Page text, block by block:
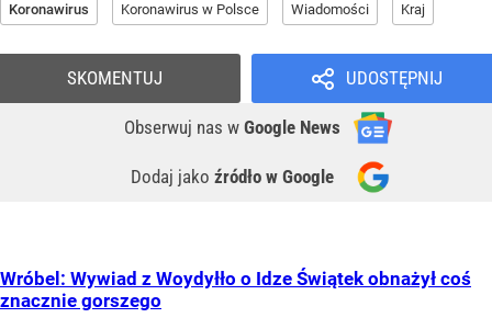
Koronawirus Koronawirus w Polsce Wiadomości Kraj
UDOSTĘPNIJ
Obserwuj nas w Google News
Dodaj jako źródło w Google
SKOMENTUJ
Wróbel: Wywiad z Woydyłło o Idze Świątek obnażył coś
znacznie gorszego